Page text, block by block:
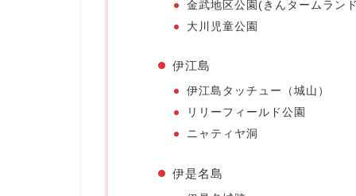
金武地区公園(きんタームラン
大川児童公園
伊江島
伊江島タッチュー（城山）
リリーフィールド公園
ニャティヤ洞
伊是名島